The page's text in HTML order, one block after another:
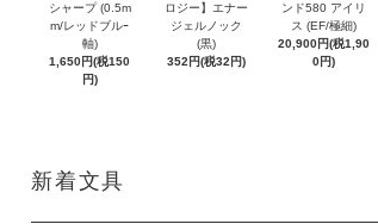
シャープ (0.5m
m/レッドブルｰ
軸)
1,650円(税150
円)
ロジー】エナー
ジェルノック
(黒)
352円(税32円)
ンド580 アイリ
ス (EF/極細)
20,900円(税1,90
0円)
新着文具